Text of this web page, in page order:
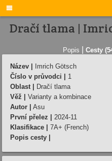

Dračí tlama |
Popis Cesty
Název |
Imrich Götsch
Číslo v průvodci |
1
Oblast |
Dračí tlama
Věž |
Varianty a kombinace
Autor |
Asu
První přelez |
2024-11
Klasifikace |
7A+ (French)
Popis cesty |